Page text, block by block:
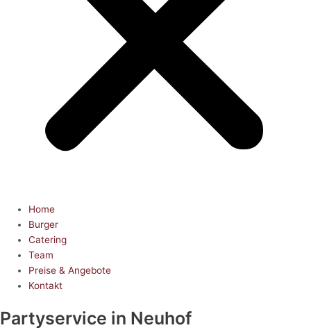
Home
Burger
Catering
Team
Preise & Angebote
Kontakt
Partyservice in Neuhof